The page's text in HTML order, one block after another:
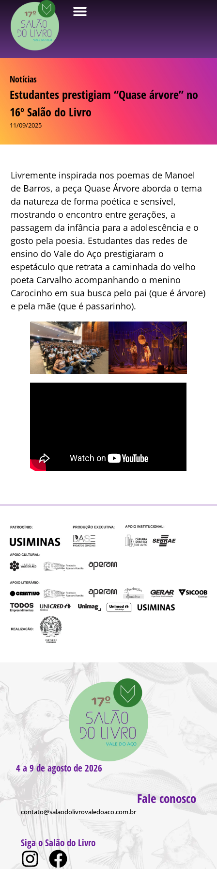
Notícias
Estudantes prestigiam “Quase árvore” no
16º Salão do Livro
11/09/2025
Livremente inspirada nos poemas de Manoel
de Barros, a peça Quase Árvore aborda o tema
da natureza de forma poética e sensível,
mostrando o encontro entre gerações, a
passagem da infância para a adolescência e o
gosto pela poesia. Estudantes das redes de
ensino do Vale do Aço prestigiaram o
espetáculo que retrata a caminhada do velho
poeta Carvalho acompanhando o menino
Carocinho em sua busca pelo pai (que é árvore)
e pela mãe (que é passarinho).
4 a 9 de agosto de 2026
Fale conosco
contato@salaodolivrovaledoaco.com.br
Siga o Salão do Livro